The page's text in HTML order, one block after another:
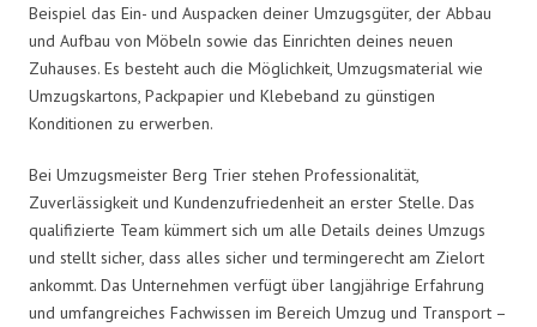
Beispiel das Ein- und Auspacken deiner Umzugsgüter, der Abbau
und Aufbau von Möbeln sowie das Einrichten deines neuen
Zuhauses. Es besteht auch die Möglichkeit, Umzugsmaterial wie
Umzugskartons, Packpapier und Klebeband zu günstigen
Konditionen zu erwerben.
Bei Umzugsmeister Berg Trier stehen Professionalität,
Zuverlässigkeit und Kundenzufriedenheit an erster Stelle. Das
qualifizierte Team kümmert sich um alle Details deines Umzugs
und stellt sicher, dass alles sicher und termingerecht am Zielort
ankommt. Das Unternehmen verfügt über langjährige Erfahrung
und umfangreiches Fachwissen im Bereich Umzug und Transport –